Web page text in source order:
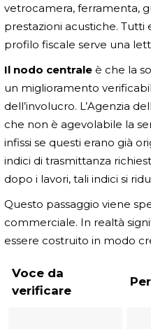
vetrocamera, ferramenta,
prestazioni acustiche.
profilo fiscale serve una
Il nodo centrale è che la
un miglioramento
dell’involucro. L’Agenzia
che non è agevolabile la
infissi se questi erano già
indici di trasmittanza
dopo i lavori, tali indici si
Questo passaggio viene
commerciale. In realtà
essere costruito in modo
Voce da
verificare